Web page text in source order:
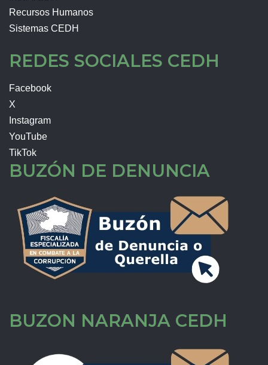
Recursos Humanos
Sistemas CEDH
REDES SOCIALES CEDH
Facebook
X
Instagram
YouTube
TikTok
BUZÓN DE DENUNCIA
BUZON NARANJA CEDH